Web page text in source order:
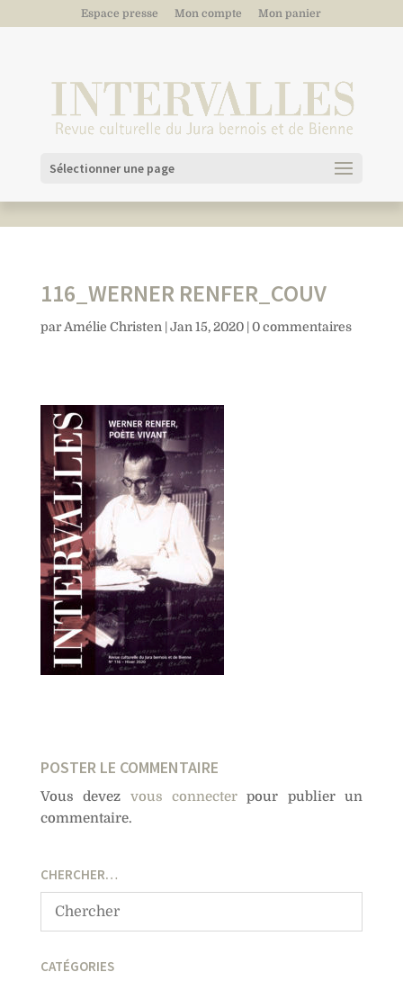
Espace presse Mon compte Mon panier
Sélectionner une page
116_WERNER RENFER_COUV
parAmélie Christen | Jan 15, 2020| 0 commentaires
POSTER LE COMMENTAIRE
Vous devez vous connecter pour publier un
commentaire.
CHERCHER…
CATÉGORIES